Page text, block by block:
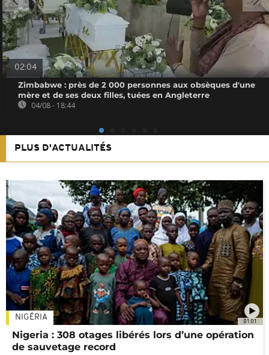
02:04
Zimbabwe : près de 2 000 personnes aux obsèques d'une
mère et de ses deux filles, tuées en Angleterre
04/08 - 18:44
PLUS D'ACTUALITÉS
01:01
NIGÉRIA
Nigeria : 308 otages libérés lors d’une opération
de sauvetage record